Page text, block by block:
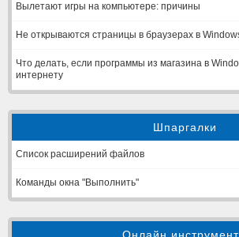
Вылетают игры на компьютере: причины
Не открываются страницы в браузерах в
Что делать, если программы из магазина в
интернету
Шпаргалки
Список расширений файлов
Команды окна "Выполнить"